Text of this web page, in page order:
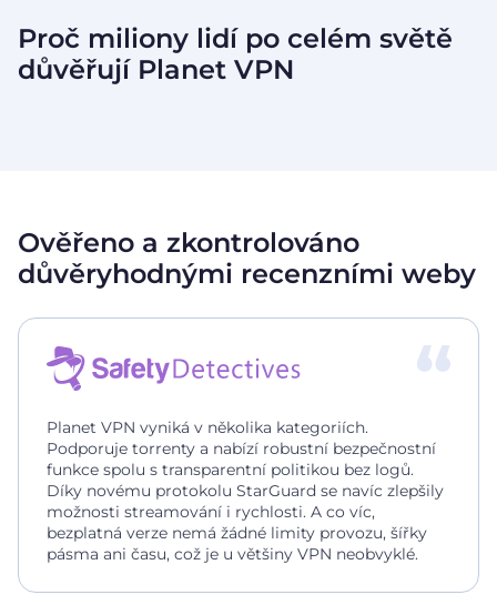
Proč miliony lidí po celém světě
důvěřují Planet VPN
Ověřeno a zkontrolováno
důvěryhodnými recenzními weby
Planet VPN vyniká v několika kategoriích.
Podporuje torrenty a nabízí robustní bezpečnostní
funkce spolu s transparentní politikou bez logů.
Díky novému protokolu StarGuard se navíc zlepšily
možnosti streamování i rychlosti. A co víc,
bezplatná verze nemá žádné limity provozu, šířky
pásma ani času, což je u většiny VPN neobvyklé.